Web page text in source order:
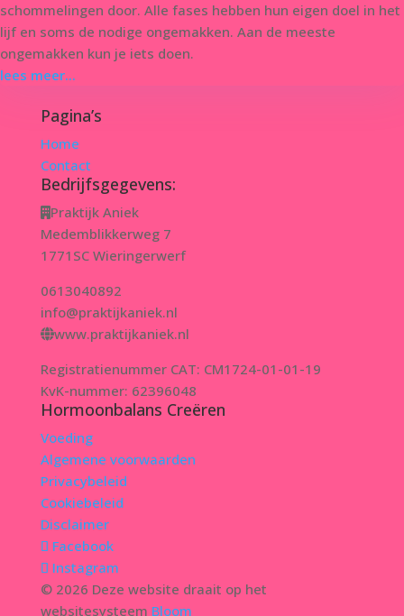
schommelingen door. Alle fases hebben hun eigen doel in het
lijf en soms de nodige ongemakken. Aan de meeste
ongemakken kun je iets doen.
lees meer...
Pagina’s
Home
Contact
Bedrijfsgegevens:
Praktijk Aniek
Medemblikkerweg 7
1771SC Wieringerwerf
0613040892
info@praktijkaniek.nl
www.praktijkaniek.nl
Registratienummer CAT: CM1724-01-01-19
KvK-nummer: 62396048
Hormoonbalans Creëren
Voeding
Algemene voorwaarden
Privacybeleid
Cookiebeleid
Disclaimer
Facebook
Instagram
© 2026 Deze website draait op het
websitesysteem Bloom